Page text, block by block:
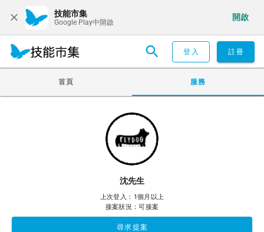
技能市集
Google Play中開啟
開啟
登入 註冊
首頁 服務
沈先生
上次登入：1個月以上
接案狀況：可接案
尋求提案